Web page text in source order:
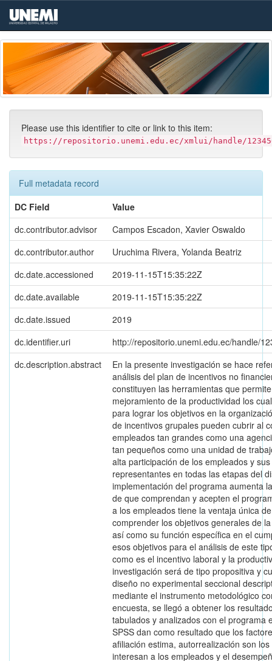
Skip
navigation
Please use this identifier to cite or link to this item:
https://repositorio.unemi.edu.ec/xmlui/handle/
Full metadata record
DC Field
Value
dc.contributor.advisor
Campos Escadon, Xavier Oswaldo
dc.contributor.author
Uruchima Rivera, Yolanda Beatriz
dc.date.accessioned
2019-11-15T15:35:22Z
dc.date.available
2019-11-15T15:35:22Z
dc.date.issued
2019
dc.identifier.uri
http://repositorio.unemi.edu.ec/handle/
dc.description.abstract
En la presente investigación se hace
análisis del plan de incentivos no
constituyen las herramientas que
mejoramiento de la productividad los
para lograr los objetivos en la
de incentivos grupales pueden cubrir al
empleados tan grandes como una
tan pequeños como una unidad de
alta participación de los empleados y sus
representantes en todas las etapas del
implementación del programa aumenta
de que comprendan y acepten el
a los empleados tiene la ventaja única
comprender los objetivos generales de
así como su función específica en el
esos objetivos para el análisis de este
como es el incentivo laboral y la
investigación será de tipo propositiva y
diseño no experimental seccional
mediante el instrumento metodológico
encuesta, se llegó a obtener los
tabulados y analizados con el programa
SPSS dan como resultado que los
afiliación estima, autorrealización son
interesan a los empleados y el